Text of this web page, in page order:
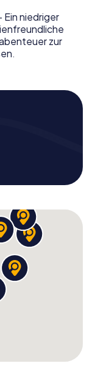
also
und planen Sie
Ihrer
Ein niedriger
zur